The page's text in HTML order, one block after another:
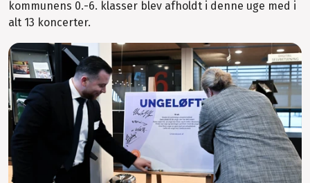
kommunens 0.-6. klasser blev afholdt i denne uge med i
alt 13 koncerter.